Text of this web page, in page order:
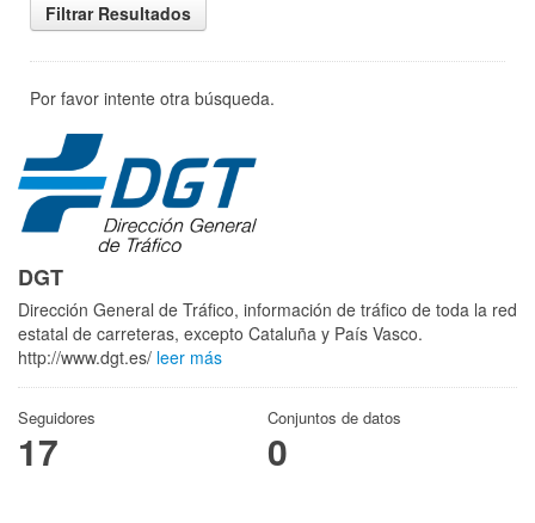
Filtrar Resultados
Por favor intente otra búsqueda.
DGT
Dirección General de Tráfico, información de tráfico de toda la red
estatal de carreteras, excepto Cataluña y País Vasco.
http://www.dgt.es/ leer más
Seguidores
17
Conjuntos de datos
0